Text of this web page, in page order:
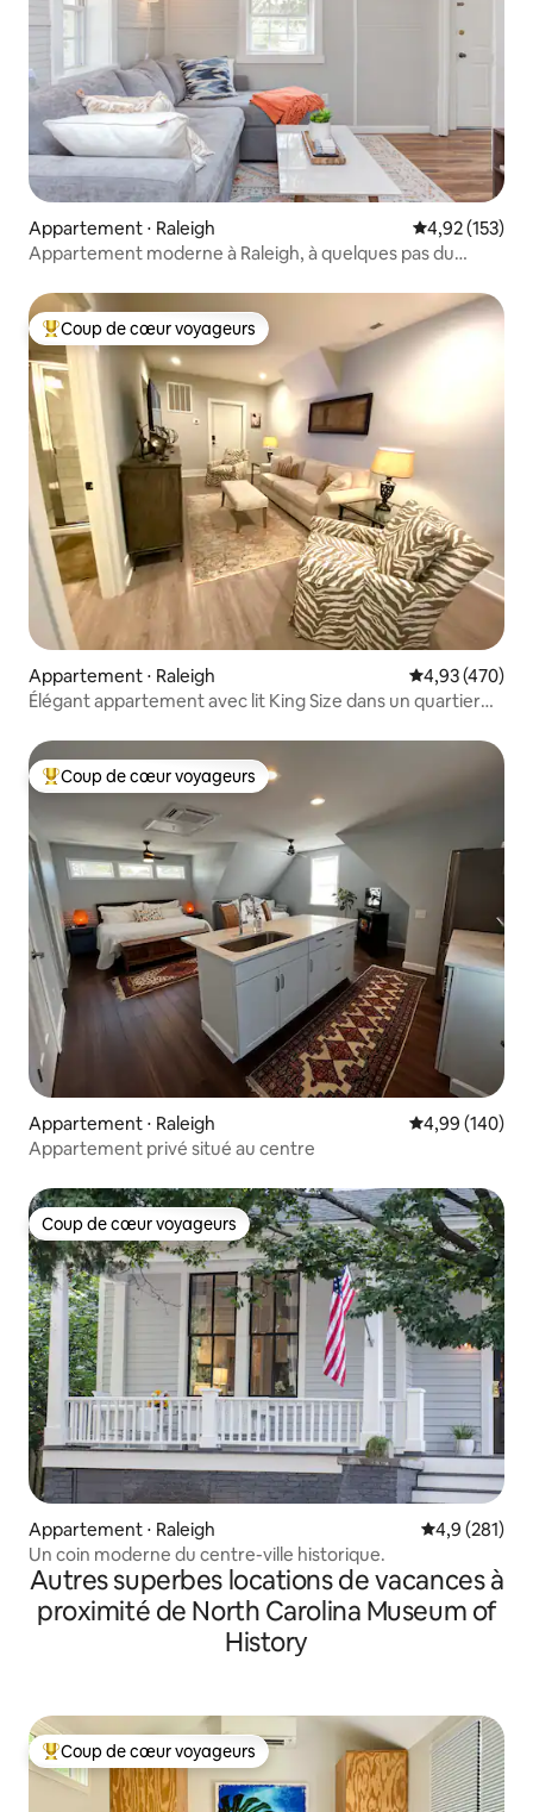
Appartement ⋅ Raleigh Évaluation
4,92 (153)
Appartement moderne à Raleigh, à quelques pas du
Coups de cœur voyageurs les plus appréciés
Coup de cœur voyageurs
Appartement ⋅ Raleigh Évaluation
4,93 (470)
Élégant appartement avec lit King Size dans un quartier
Coups de cœur voyageurs les plus appréciés
Coup de cœur voyageurs
Appartement ⋅ Raleigh Évaluation
4,99 (140)
Appartement privé situé au centre
Coup de cœur voyageurs
Coup de cœur voyageurs
Appartement ⋅ Raleigh Évaluation
4,9 (281)
Un coin moderne du centre-ville historique.
Autres superbes locations de vacances à
proximité de North Carolina Museum of
History
Coups de cœur voyageurs les plus appréciés
Coup de cœur voyageurs